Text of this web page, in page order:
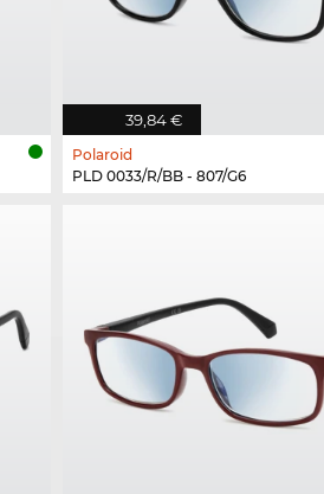
39,84 €
Polaroid
PLD 0033/R/BB - 807/G6